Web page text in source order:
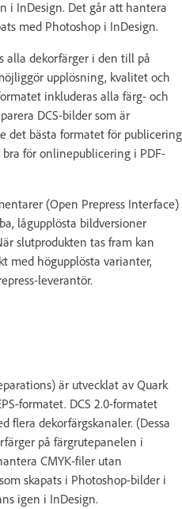
i InDesign. Det går att hantera
med Photoshop i InDesign.
alla dekorfärger i den till på
upplösning, kvalitet och
inkluderas alla färg- och
DCS-bilder som är
det bästa formatet för publicering
för onlinepublicering i PDF-
(Open Prepress Interface)
lågupplösta bildversioner
slutprodukten tas fram kan
med högupplösta varianter,
leverantör.
är utvecklat av Quark
formatet. DCS 2.0-formatet
flera dekorfärgskanaler. (Dessa
på färgrutepanelen i
CMYK-filer utan
skapats i Photoshop-bilder i
igen i InDesign.